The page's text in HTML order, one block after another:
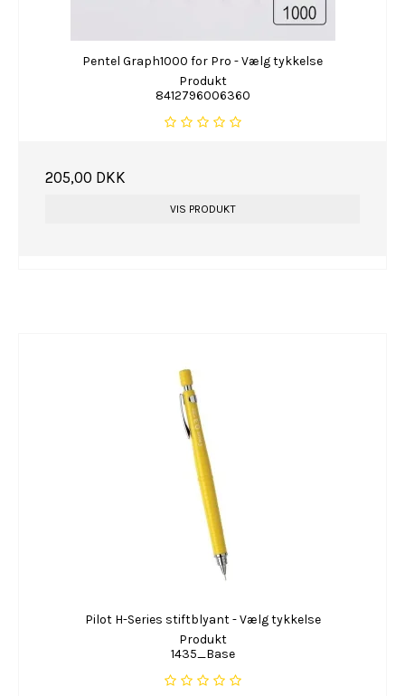
Pentel Graph1000 for Pro - Vælg tykkelse
Produkt
8412796006360
205,00 DKK
VIS PRODUKT
Pilot H-Series stiftblyant - Vælg tykkelse
Produkt
1435_Base